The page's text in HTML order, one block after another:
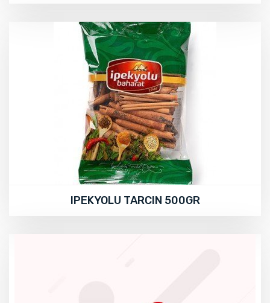
IPEKYOLU TARCIN 500GR